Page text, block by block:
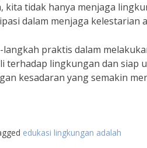
kita tidak hanya menjaga
dalam menjaga kelestarian
praktis dalam
terhadap lingkungan dan siap
kesadaran yang semakin
edukasi lingkungan adalah